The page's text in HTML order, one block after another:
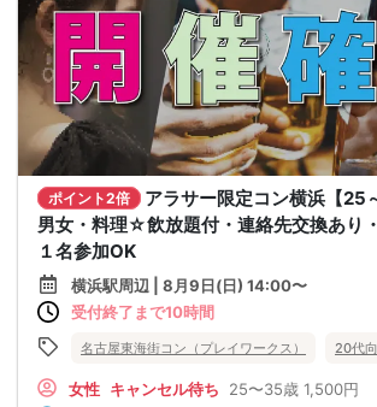
ポイント2倍
アラサー限定コン横浜【25
男女・料理☆飲放題付・連絡先交換あり・
１名参加OK
横浜駅周辺 | 8月9日(日) 14:00〜
受付終了まで10時間
名古屋東海街コン（プレイワークス） 20代
女性 キャンセル待ち 25〜35歳 1,500円